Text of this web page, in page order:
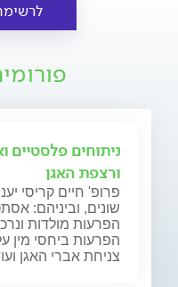
ניתוחים
ורצפת האגן
פרופ' חיים קריסי
שונים, וביניהם:
הפרעות מולדות
הפרעות ביחסי מין
צניחת אברי האגן